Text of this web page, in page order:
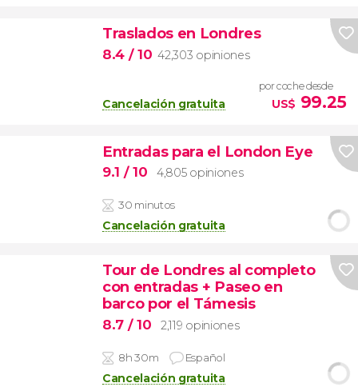
Traslados en Londres
8.4 / 10 42,303 opiniones
Cancelación gratuita
por coche desde
US$ 99.25
Entradas para el London Eye
9.1 / 10 4,805 opiniones
30 minutos
Cancelación gratuita
Tour de Londres al completo
con entradas + Paseo en
barco por el Támesis
8.7 / 10 2,119 opiniones
8h 30m Español
Cancelación gratuita